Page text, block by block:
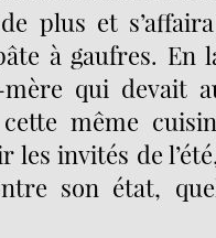
plus et
à gaufres. En
qui devait
même
les invités de
son état,